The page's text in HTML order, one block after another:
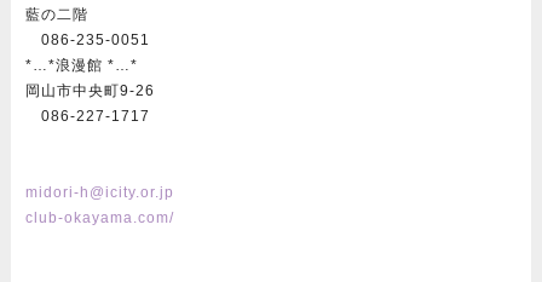
藍の二階
086-235-0051
*…*浪漫館 *…*
岡山市中央町9-26
086-227-1717
midori-h@icity.or.jp
club-okayama.com/